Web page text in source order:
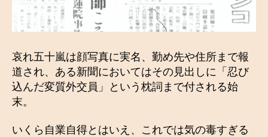
哀れ五十嵐は顔写真に実名、勤め先や住所まで報
道され、ある新聞においてはその見出しに「忍び
込んだ変質外交員」という枕詞まで付される始
末。
いくら自業自得とはいえ、これでは気の毒すぎる